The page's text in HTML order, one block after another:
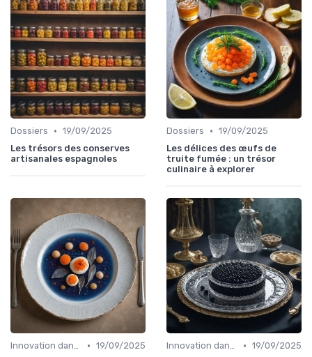
Dossiers • 19/09/2025
Les trésors des conserves
artisanales espagnoles
Dossiers • 19/09/2025
Les délices des œufs de
truite fumée : un trésor
culinaire à explorer
Innovation dans la food • 19/09/2025
Innovation dans la food • 19/09/2025